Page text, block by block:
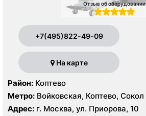
Отзыв об оборудовании
+7(495)822-49-09
На карте
Район: Коптево
Метро: Войковская, Коптево, Сокол
Адрес: г. Москва, ул. Приорова, 10